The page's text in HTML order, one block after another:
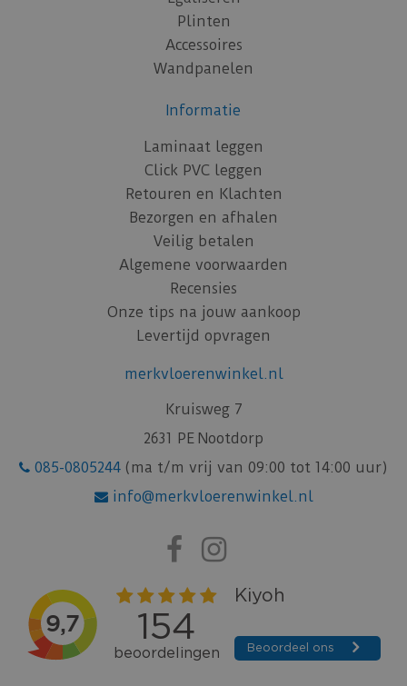
Plinten
Accessoires
Wandpanelen
Informatie
Laminaat leggen
Click PVC leggen
Retouren en Klachten
Bezorgen en afhalen
Veilig betalen
Algemene voorwaarden
Recensies
Onze tips na jouw aankoop
Levertijd opvragen
merkvloerenwinkel.nl
Kruisweg 7
2631 PE Nootdorp
085-0805244 (ma t/m vrij van 09:00 tot 14:00 uur)
info@merkvloerenwinkel.nl